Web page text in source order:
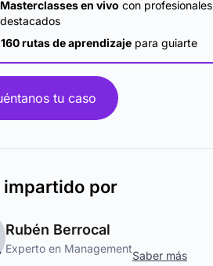
Masterclasses en vivo con profesionales
destacados
160 rutas de aprendizaje para guiarte
tu caso
impartido por
Rubén Berrocal
Experto en Management
Saber más